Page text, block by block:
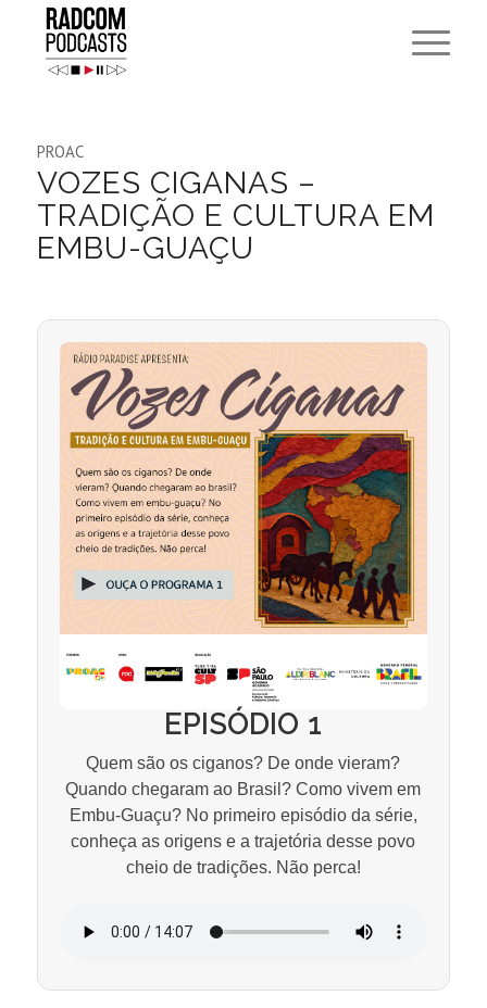
PROAC
VOZES CIGANAS –
TRADIÇÃO E CULTURA EM
EMBU-GUAÇU
EPISÓDIO 1
Quem são os ciganos? De onde vieram?
Quando chegaram ao Brasil? Como vivem em
Embu-Guaçu? No primeiro episódio da série,
conheça as origens e a trajetória desse povo
cheio de tradições. Não perca!